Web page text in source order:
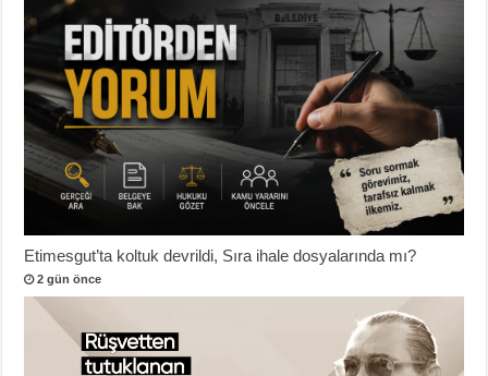
Etimesgut’ta koltuk devrildi, Sıra ihale dosyalarında mı?
2 gün önce